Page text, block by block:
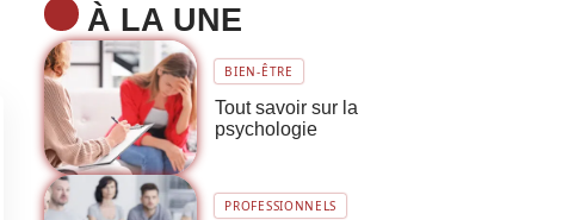
À LA UNE
BIEN-ÊTRE
Tout savoir sur la
psychologie
PROFESSIONNELS